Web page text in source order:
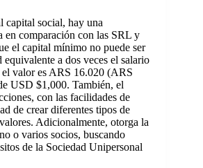
capital social, hay una
en comparación con las SRL y
el capital mínimo no puede ser
a dos veces el salario
valor es ARS 16.020 (ARS
USD $1,000. También, el
con las facilidades de
de crear diferentes tipos de
Adicionalmente, otorga la
o varios socios, buscando
de la Sociedad Unipersonal